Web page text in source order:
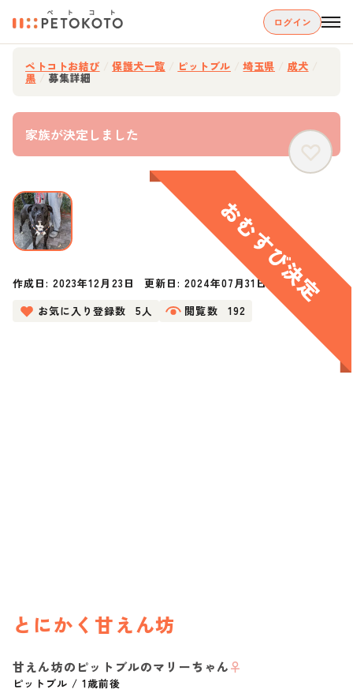
ログイン
ペトコトお結び 保護犬一覧 ピットブル 埼玉県 成犬
黒 募集詳細
家族が決定しました
作成日:2023年12月23日 更新日: 2024年07月31日
お気に入り登録数
5人 閲覧数 192
とにかく甘えん坊
甘えん坊のピットブルのマリーちゃん♀
ピットブル /1歳前後